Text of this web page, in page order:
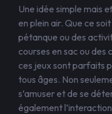
Une idée simple mais
en plein air. Que ce
pétanque ou des
courses en sac ou des
ces jeux sont parfaits
tous âges. Non
s’amuser et de se
également